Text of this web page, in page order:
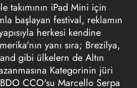
takımının iPad Mini için
başlayan festival, reklamın
herkesi kendine
yanı sıra; Brezilya,
gibi ülkelern de Altın
Kategorinin jüri
CCO'su Marcello Serpa